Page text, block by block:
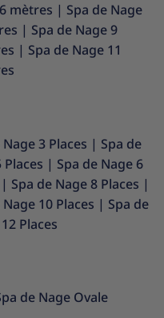
mètres | Spa de Nage
| Spa de Nage 9
| Spa de Nage 11
3 Places | Spa de
Places | Spa de Nage 6
| Spa de Nage 8 Places |
Nage 10 Places | Spa de
Places
de Nage Ovale